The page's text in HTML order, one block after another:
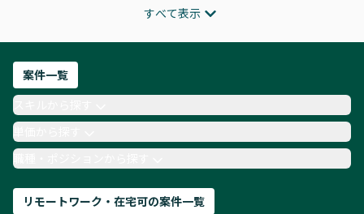
ITコンサルタント
フロントエンドエンジニア
ネットワークエンジニア
AIエンジニア
Webデザイナー
月収100万円 業務委託
COBOL
Ruby
TypeScript
Laravel AWS
すべて表示
案件一覧
単価から探す
職種・ポジションから探す
リモートワーク・在宅可の案件一覧